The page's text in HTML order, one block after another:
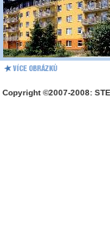
Copyright ©2007-2008: